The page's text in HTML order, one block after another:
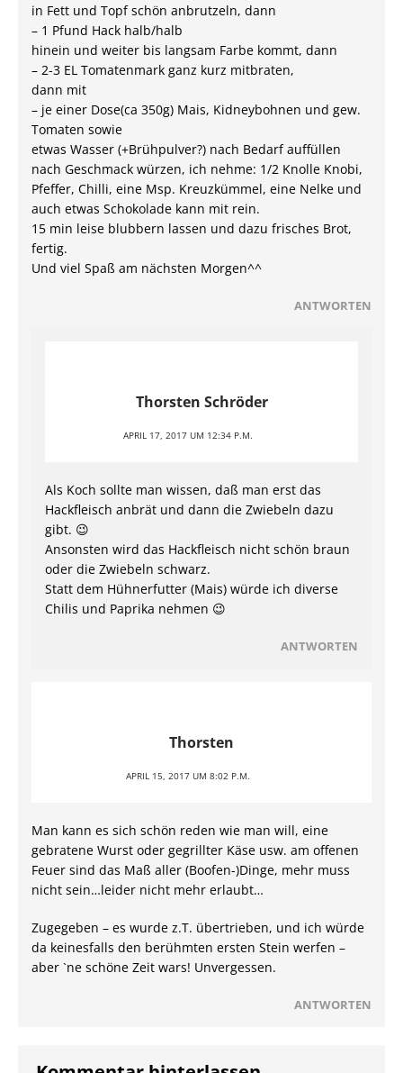
in Fett und Topf schön anbrutzeln, dann
– 1 Pfund Hack halb/halb
hinein und weiter bis langsam Farbe kommt, dann
– 2-3 EL Tomatenmark ganz kurz mitbraten,
dann mit
– je einer Dose(ca 350g) Mais, Kidneybohnen und gew.
Tomaten sowie
etwas Wasser (+Brühpulver?) nach Bedarf auffüllen
nach Geschmack würzen, ich nehme: 1/2 Knolle Knobi,
Pfeffer, Chilli, eine Msp. Kreuzkümmel, eine Nelke und
auch etwas Schokolade kann mit rein.
15 min leise blubbern lassen und dazu frisches Brot,
fertig.
Und viel Spaß am nächsten Morgen^^
ANTWORTEN
Thorsten Schröder
APRIL 17, 2017 UM 12:34 P.M.
Als Koch sollte man wissen, daß man erst das
Hackfleisch anbrät und dann die Zwiebeln dazu
gibt. 😉
Ansonsten wird das Hackfleisch nicht schön braun
oder die Zwiebeln schwarz.
Statt dem Hühnerfutter (Mais) würde ich diverse
Chilis und Paprika nehmen 😉
ANTWORTEN
Thorsten
APRIL 15, 2017 UM 8:02 P.M.
Man kann es sich schön reden wie man will, eine
gebratene Wurst oder gegrillter Käse usw. am offenen
Feuer sind das Maß aller (Boofen-)Dinge, mehr muss
nicht sein…leider nicht mehr erlaubt…
Zugegeben – es wurde z.T. übertrieben, und ich würde
da keinesfalls den berühmten ersten Stein werfen –
aber `ne schöne Zeit wars! Unvergessen.
ANTWORTEN